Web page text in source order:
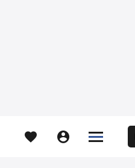
  

